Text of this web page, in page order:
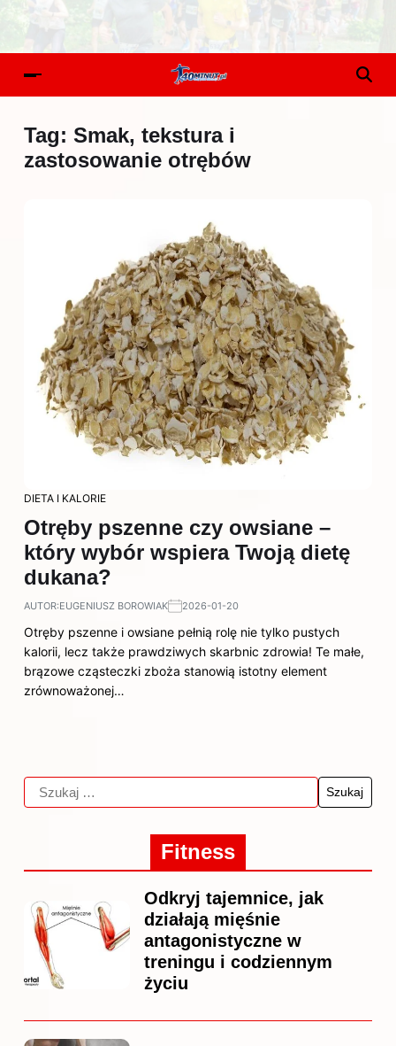
Tag: Smak, tekstura i
zastosowanie otrębów
DIETA I KALORIE
Otręby pszenne czy owsiane –
który wybór wspiera Twoją dietę
dukana?
AUTOR:EUGENIUSZ BOROWIAK 2026-01-20
Otręby pszenne i owsiane pełnią rolę nie tylko pustych
kalorii, lecz także prawdziwych skarbnic zdrowia! Te małe,
brązowe cząsteczki zboża stanowią istotny element
zrównoważonej…
Fitness
Odkryj tajemnice, jak
działają mięśnie
antagonistyczne w
treningu i codziennym
życiu